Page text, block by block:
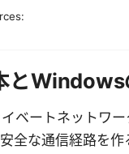
とWindows
ベートネットワ
全な通信経路を作